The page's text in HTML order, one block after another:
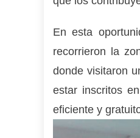
En esta
recorrieron la
donde visitaron
estar inscritos
eficiente y